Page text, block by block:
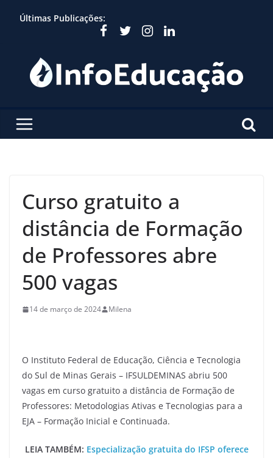
Últimas Publicações:
Curso gratuito a
distância de Formação
de Professores abre
500 vagas
14 de março de 2024 Milena
O Instituto Federal de Educação, Ciência e Tecnologia
do Sul de Minas Gerais – IFSULDEMINAS abriu 500
vagas em curso gratuito a distância de Formação de
Professores: Metodologias Ativas e Tecnologias para a
EJA – Formação Inicial e Continuada.
LEIA TAMBÉM: Especialização gratuita do IFSP oferece